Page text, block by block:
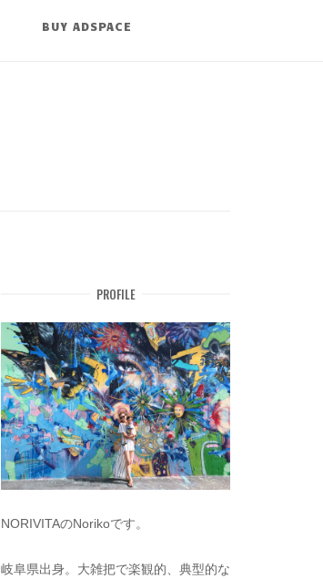
BUY ADSPACE
PROFILE
NORIVITAのNorikoです。
岐阜県出身。大雑把で楽観的、典型的な